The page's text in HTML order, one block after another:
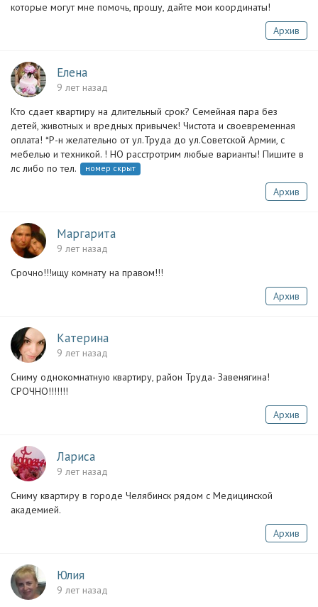
которые могут мне помочь, прошу, дайте мои координаты!
Архив
Елена
9 лет назад
Кто сдает квартиру на длительный срок? Семейная пара без
детей, животных и вредных привычек! Чистота и своевременная
оплата! *Р-н желательно от ул.Труда до ул.Советской Армии, с
мебелью и техникой. ! НО расстротрим любые варианты! Пишите в
лс либо по тел.
номер скрыт
Архив
Маргарита
9 лет назад
Срочно!!!ищу комнату на правом!!!
Архив
Катерина
9 лет назад
Сниму однокомнатную квартиру, район Труда- Завенягина!
СРОЧНО!!!!!!!
Архив
Лариса
9 лет назад
Сниму квартиру в городе Челябинск рядом с Медицинской
академией.
Архив
Юлия
9 лет назад